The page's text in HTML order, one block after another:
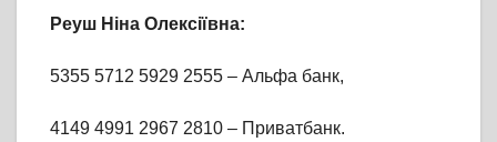
Реуш Ніна Олексіївна:
5355 5712 5929 2555 – Альфа банк,
4149 4991 2967 2810 – Приватбанк.